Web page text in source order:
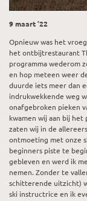
9 maart ’22
Opnieuw was het
het ontbijtrestaurant
programma wederom
en hop meteen weer
duurde iets meer dan
indrukwekkende weg
onafgebroken pieken
kwamen wij aan bij het
zaten wij in de
ontmoeting met onze
beginners piste te
gebleven en werd ik
nemen. Zonder te
schitterende uitzicht)
ski instructrice en ik